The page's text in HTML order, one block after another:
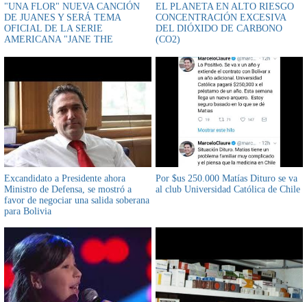
"UNA FLOR" NUEVA CANCIÓN
DE JUANES Y SERÁ TEMA
OFICIAL DE LA SERIE
AMERICANA "JANE THE
EL PLANETA EN ALTO RIESGO
CONCENTRACIÓN EXCESIVA
DEL DIÓXIDO DE CARBONO
(CO2)
Excandidato a Presidente ahora
Ministro de Defensa, se mostró a
favor de negociar una salida soberana
para Bolivia
Por $us 250.000 Matías Dituro se va
al club Universidad Católica de Chile